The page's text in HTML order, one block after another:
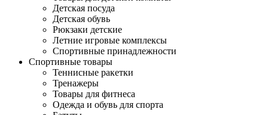
Детская посуда
Детская обувь
Рюкзаки детские
Летние игровые комплексы
Спортивные принадлежности
Спортивные товары
Теннисные ракетки
Тренажеры
Товары для фитнеса
Одежда и обувь для спорта